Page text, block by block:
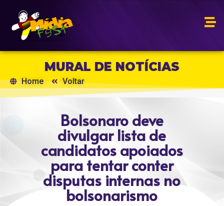
MURAL DE NOTÍCIAS
Home Voltar
Bolsonaro deve
divulgar lista de
candidatos apoiados
para tentar conter
disputas internas no
bolsonarismo